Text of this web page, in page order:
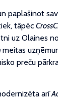
paplašinot
tāpēc
uz Olaines
meitas
preču
arī